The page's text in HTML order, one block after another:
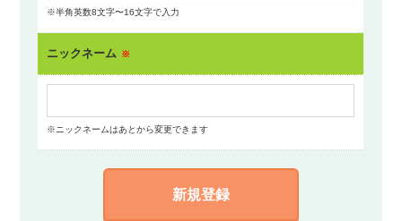
※半角英数8文字〜16文字で入力
ニックネーム ※
※ニックネームはあとから変更できます
新規登録